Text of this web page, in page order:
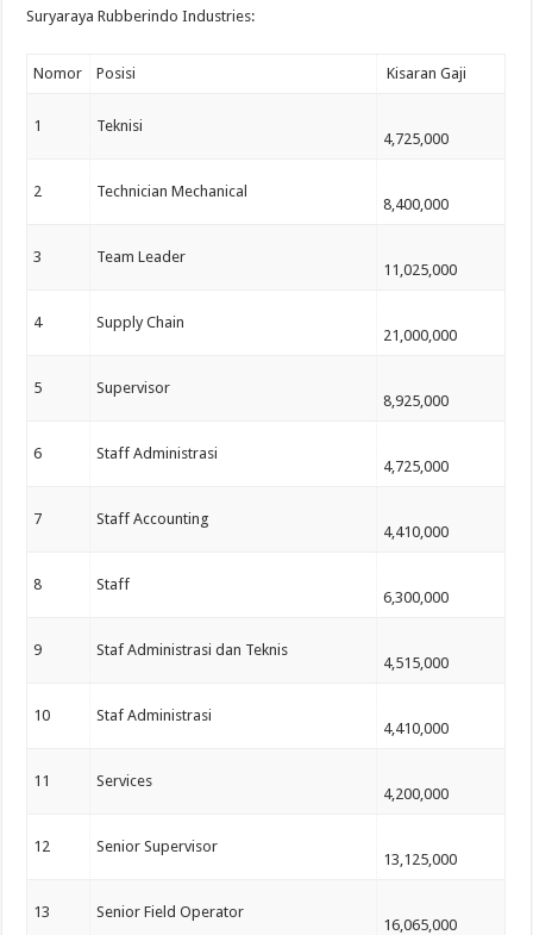
Suryaraya Rubberindo Industries:
Nomor Posisi Kisaran Gaji
1 Teknisi
4,725,000
2 Technician Mechanical
8,400,000
3 Team Leader
11,025,000
4 Supply Chain
21,000,000
5 Supervisor
8,925,000
6 Staff Administrasi
4,725,000
7 Staff Accounting
4,410,000
8 Staff
6,300,000
9 Staf Administrasi dan Teknis
4,515,000
10 Staf Administrasi
4,410,000
11 Services
4,200,000
12 Senior Supervisor
13,125,000
13 Senior Field Operator
16,065,000